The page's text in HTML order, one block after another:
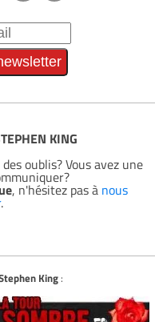
KING
oublis? Vous avez une
, n'hésitez pas à nous
.
King: